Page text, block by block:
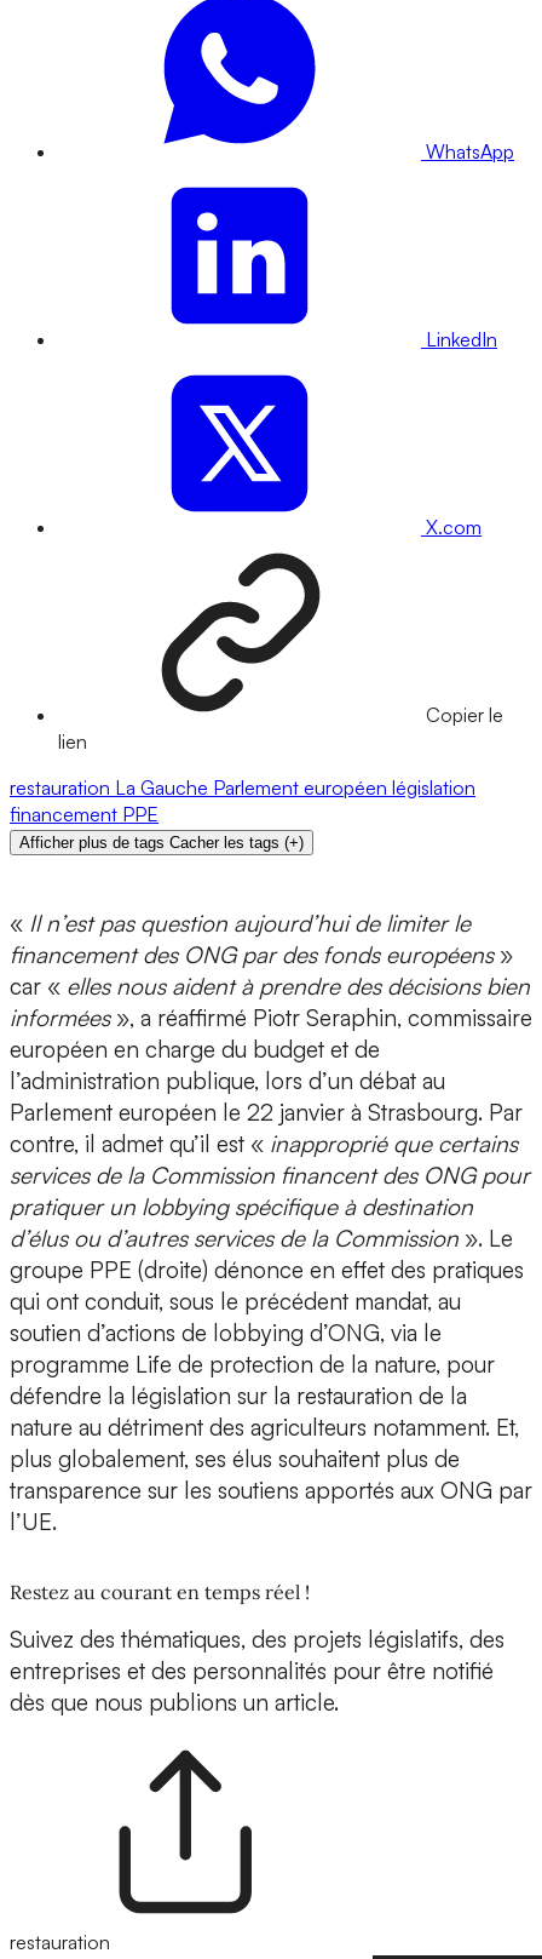
WhatsApp
LinkedIn
X.com
Copier le
lien
restauration La Gauche Parlement européen législation
financement PPE
Afficher plus de tags Cacher les tags (+)
« Il n’est pas question aujourd’hui de limiter le
financement des ONG par des fonds européens »
car « elles nous aident à prendre des décisions bien
informées», a réaffirmé Piotr Seraphin, commissaire
européen en charge du budget et de
l’administration publique, lors d’un débat au
Parlement européen le 22 janvier à Strasbourg. Par
contre, il admet qu’il est « inapproprié que certains
services de la Commission financent des ONG pour
pratiquer un lobbying spécifique à destination
d’élus ou d’autres services de la Commission ». Le
groupe PPE (droite) dénonce en effet des pratiques
qui ont conduit, sous le précédent mandat, au
soutien d’actions de lobbying d’ONG, via le
programme Life de protection de la nature, pour
défendre la législation sur la restauration de la
nature au détriment des agriculteurs notamment. Et,
plus globalement, ses élus souhaitent plus de
transparence sur les soutiens apportés aux ONG par
l’UE.
Restez au courant en temps réel !
Suivez des thématiques, des projets législatifs, des
entreprises et des personnalités pour être notifié
dès que nous publions un article.
restauration